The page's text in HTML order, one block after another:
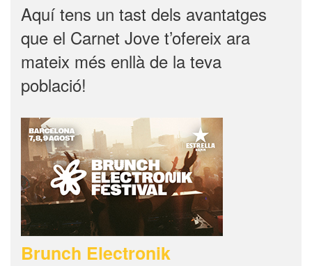
Aquí tens un tast dels avantatges
que el Carnet Jove t’ofereix ara
mateix més enllà de la teva
població!
Brunch Electronik